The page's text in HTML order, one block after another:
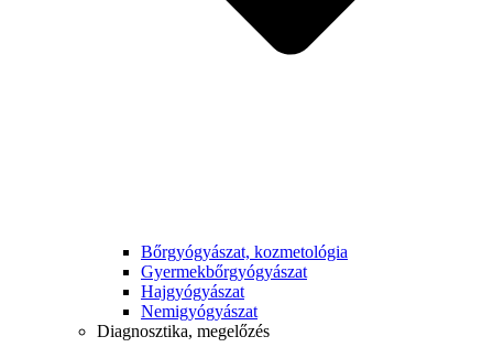
Bőrgyógyászat, kozmetológia
Gyermek­bőrgyógyászat
Hajgyógyászat
Nemigyógyászat
Diagnosztika, megelőzés